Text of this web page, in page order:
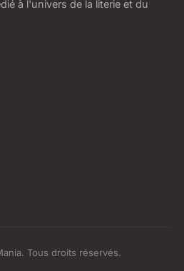
à l'univers de la literie et du
Tous droits réservés.